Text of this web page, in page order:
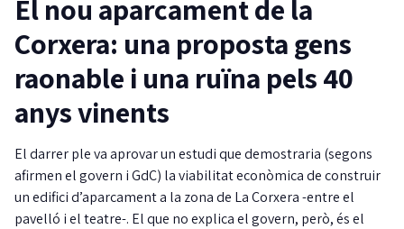
El nou aparcament de la
Corxera: una proposta gens
raonable i una ruïna pels 40
anys vinents
El darrer ple va aprovar un estudi que demostraria (segons
afirmen el govern i GdC) la viabilitat econòmica de construir
un edifici d’aparcament a la zona de La Corxera -entre el
pavelló i el teatre-. El que no explica el govern, però, és el